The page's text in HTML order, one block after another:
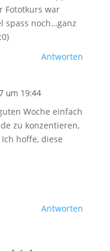
Fototkurs war
spass noch…ganz
Antworten
um 19:44
Woche einfach
zu konzentieren,
hoffe, diese
Antworten